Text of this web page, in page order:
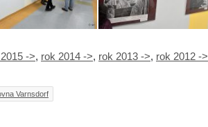
->, rok 2014 ->, rok 2013 ->, rok 2012 ->
Varnsdorf